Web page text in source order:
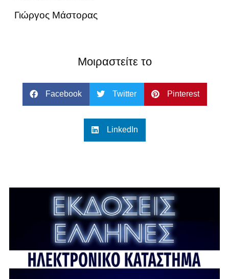
Γιώργος Μάστορας
Μοιραστείτε το
Facebook Twitter Pinterest
LinkedIn